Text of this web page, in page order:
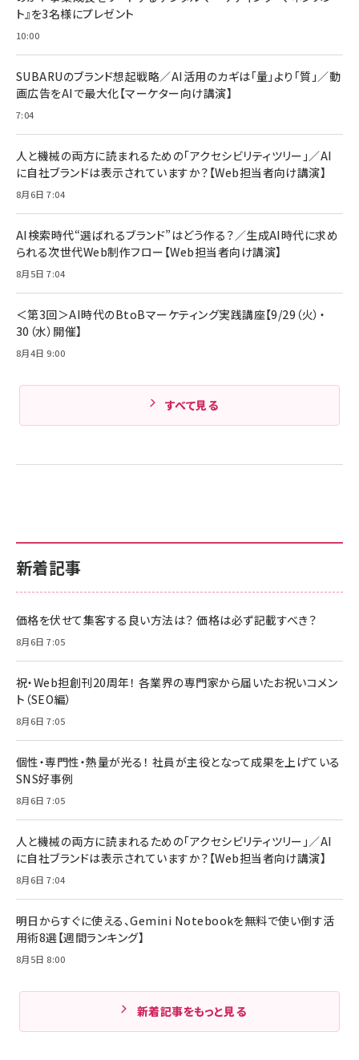
anan(アンアン)2026/07/08号
￥880
組織の成果を最大化する ルールのデザイン
Amazonランキングをもっと見る
￥6,980
【完全ワイヤレスイヤホン/アクティブノイズキャ
再生 / PSE技術基準適合】ブラック
￥5,990
C ケーブル Anker絡まないケーブル 240W 結
束バンド付き USB PD対応 シリコン素材採用
iPhone 17 / 16 / 15 / Galaxy iPad Pro
MacBook Pro/Air 各種対応 (1.8m ミッドナ
￥1,890
Anker PowerLine III Flow USB-C & USB-
MacBook Pro/Air 各種対応 (1.8m ミッドナ
イトブラック)
￥1,890
￥4,192
サッポロ 生ビール 黒ラベル 350ml 缶 24本
新着記事
価格を伏せて集客する良い方法は？ 価格は必ず記載すべき？
8月6日 7:05
祝・Web担創刊20周年！ 各業界の専門家から届いたお祝いコメン
ト（SEO編）
8月6日 7:05
個性・専門性・熱量が光る！ 社員が主役となって成果を上げている
SNS好事例
8月6日 7:05
人と機械の両方に読まれるための「アクセシビリティツリー」／AI
に自社ブランドは表示されていますか？【Web担当者向け講演】
8月6日 7:04
明日からすぐに使える、Gemini Notebookを無料で使い倒す活
用術8選【週間ランキング】
8月5日 8:00
新着記事をもっと見る
ト』を3名様にプレゼント
10:00
SUBARUのブランド想起戦略／AI活用のカギは「量」より「質」／動
画広告をAIで最大化【マーケター向け講演】
7:04
人と機械の両方に読まれるための「アクセシビリティツリー」／AI
に自社ブランドは表示されていますか？【Web担当者向け講演】
8月6日 7:04
AI検索時代“選ばれるブランド”はどう作る？／生成AI時代に求め
られる次世代Web制作フロー【Web担当者向け講演】
8月5日 7:04
＜第3回＞AI時代のBtoBマーケティング実践講座【9/29（火）・
30（水）開催】
8月4日 9:00
すべて見る